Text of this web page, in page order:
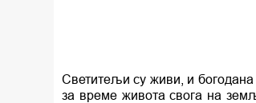
Светитељи су живи, и
за време живота свога на